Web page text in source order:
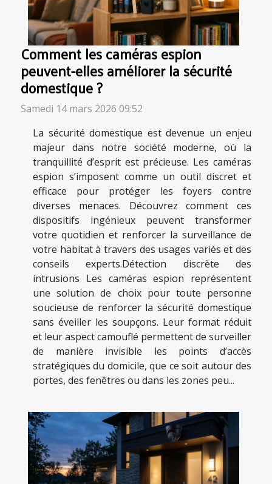
Comment les caméras espion
peuvent-elles améliorer la sécurité
domestique ?
Samedi 14 mars 2026 09:52
La sécurité domestique est devenue un enjeu
majeur dans notre société moderne, où la
tranquillité d’esprit est précieuse. Les caméras
espion s’imposent comme un outil discret et
efficace pour protéger les foyers contre
diverses menaces. Découvrez comment ces
dispositifs ingénieux peuvent transformer
votre quotidien et renforcer la surveillance de
votre habitat à travers des usages variés et des
conseils experts.Détection discrète des
intrusions Les caméras espion représentent
une solution de choix pour toute personne
soucieuse de renforcer la sécurité domestique
sans éveiller les soupçons. Leur format réduit
et leur aspect camouflé permettent de surveiller
de manière invisible les points d’accès
stratégiques du domicile, que ce soit autour des
portes, des fenêtres ou dans les zones peu...